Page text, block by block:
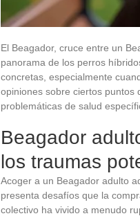
El Beagador, cruce entre un
panorama de los perros
concretas, especialmente
opiniones sobre ciertos puntos
problemáticas de salud
Beagador
los traumas
Acoger a un Beagador adulto
presenta desafíos que la
colectivo ha vivido a menudo